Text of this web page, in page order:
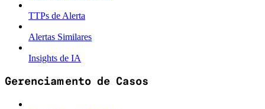
TTPs de Alerta
Alertas Similares
Insights de IA
Gerenciamento de Casos